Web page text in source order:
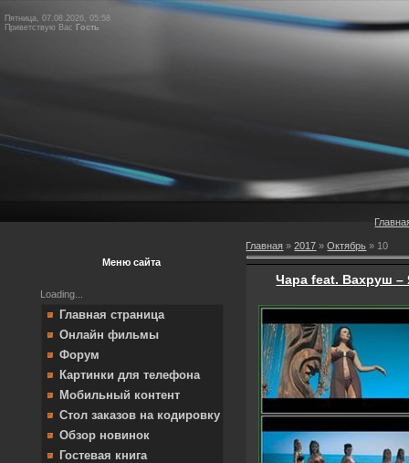
Пятница, 07.08.2026, 05:58
Приветствую Вас Гость
Меню сайта
Loading...
Главная страница
Онлайн фильмы
Форум
Картинки для телефона
Мобильный контент
Стол заказов на кодировку
Обзор новинок
Гостевая книга
Главная »2017 » Октябрь » 10
Чара feat. Вахруш –